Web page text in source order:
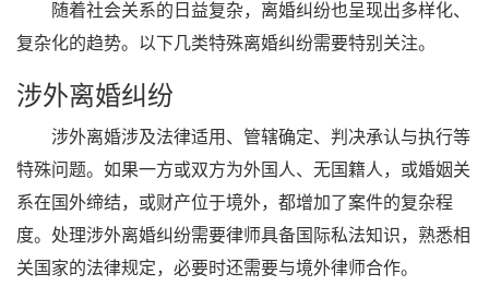
随着社会关系的日益复杂，离婚纠纷也呈现出多样化、
复杂化的趋势。以下几类特殊离婚纠纷需要特别关注。
涉外离婚纠纷
涉外离婚涉及法律适用、管辖确定、判决承认与执行等
特殊问题。如果一方或双方为外国人、无国籍人，或婚姻关
系在国外缔结，或财产位于境外，都增加了案件的复杂程
度。处理涉外离婚纠纷需要律师具备国际私法知识，熟悉相
关国家的法律规定，必要时还需要与境外律师合作。